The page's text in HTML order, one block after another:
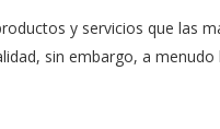
y servicios que las
sin embargo, a menudo